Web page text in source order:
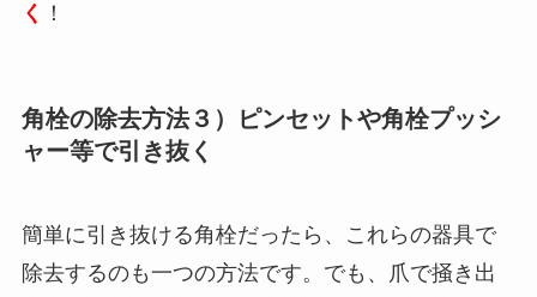
く ！
角栓の除去方法３）ピンセットや角栓プッシ
ャー等で引き抜く
簡単に引き抜ける角栓だったら、これらの器具で
除去するのも一つの方法です。でも、爪で掻き出